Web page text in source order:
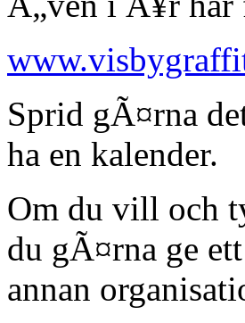
Sprid gÃ¤rna
ha en kalender.
Om du vill och
du gÃ¤rna ge
annan